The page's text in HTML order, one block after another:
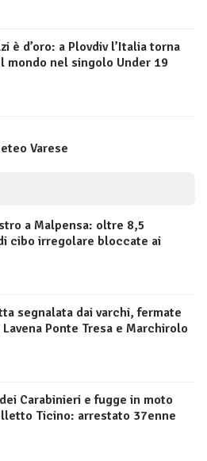
è d’oro: a Plovdiv l’Italia torna
mondo nel singolo Under 19
Varese
a Malpensa: oltre 8,5
cibo irregolare bloccate ai
segnalata dai varchi, fermate
Ponte Tresa e Marchirolo
Carabinieri e fugge in moto
Ticino: arrestato 37enne